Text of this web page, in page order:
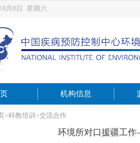
8月8日 星期六
机构信息
>科教培训 >交流合作
环境所对口援疆工